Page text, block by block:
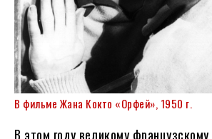
В фильме Жана Кокто «Орфей», 1950 г.
В этом году великому французскому